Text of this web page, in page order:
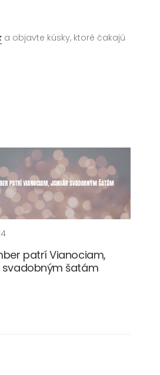
a objavte kúsky, ktoré čakajú
patrí Vianociam,
svadobným šatám